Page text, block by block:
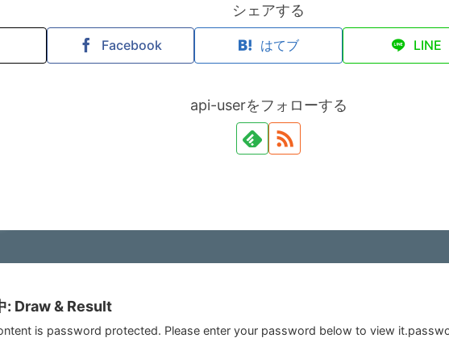
シェアする
Facebook はてブ LINE
api-userをフォローする
: Draw & Result
is password protected. Please enter your password below to view